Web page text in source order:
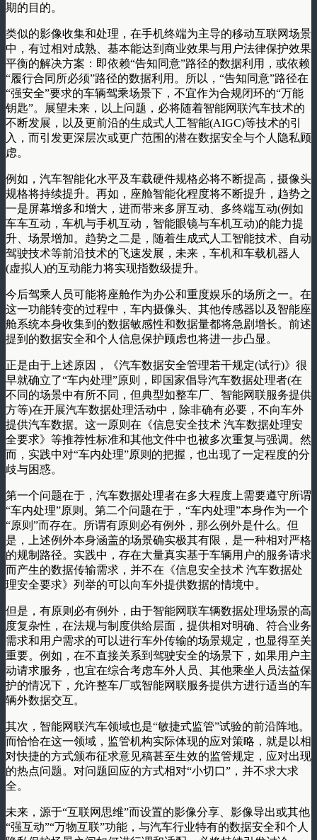
期的目的。
类似的影像收集和处理，在手机终端为主导的移动互联网场景
中，有过相对成熟、基本能达到商业效果与用户法律保护效果
平衡的解决方案：即依赖“告知同意”路径的数据利用，或依赖
“履行合同所必须”路径的数据利用。所以，“告知同意”路径在
“强安全”要求的车辆驾乘场景下，不宜作为合规闭环的“万能
钥匙”。展望未来，以上问题，必将随着智能网联汽车技术的
不断发展，以及更前沿的生成式人工智能(AIGC)等技术的引
入，而引发更深层次或更广范围的潜在数据安全与个人隐私顾
虑。
例如，汽车智能化水平及车载硬件规格必将不断提高，摄像头
规格将持续提升。再如，座舱智能化程度将不断提升，趋势之
一是屏幕增多和增大，进而带来多屏互动、多终端互动(例如
车车互动，车机与手机互动，智能眼镜与车机互动)的能力提
升、场景增加。趋势之二是，随着生成式人工智能技术、自动
驾驶技术等前沿技术的飞速发展，未来，车机和车载机器人
(虚拟人)的互动能力将实现指数级提升。
今后驾乘人员可能将座舱作为办公和重度娱乐的场所之一。在
这一功能转变的过程中，车内摄像头、其他传感器以及智能座
舱系统本身收集到的数据敏感性和数据量都将急剧增长。前述
提到的数据安全和个人信息保护顾虑也将进一步凸显。
正是由于上述原因，《汽车数据安全管理若干规定(试行)》很
早就确立了“车内处理”原则，即国家倡导汽车数据处理者(在
不同的场景中有所不同，但典型如整车厂、智能网联服务提供
方等)在开展汽车数据处理活动中，除非确有必要，不向车外
提供汽车数据。这一原则在《信息安全技术 汽车数据处理安
全要求》等推荐性标准和其他文件中也被多次重复与强调。然
而，实践中对“车内处理”原则的把握，也出现了一定程度的分
歧与困惑。
第一个问题在于，汽车数据处理者在多大程度上需要遵守所谓
“车内处理”原则。第二个问题在于，“车内处理”本身作为一个
“原则”而存在。所谓有原则必有例外，那么例外是什么。但
是，上述例外本身涵盖的场景确实极其有限，是一种相对严格
的规制路径。实践中，存在大量真实基于车辆用户的服务请求
而产生的数据传输需求，并不在《信息安全技术 汽车数据处
理安全要求》列举的可以向车外提供数据的情境中。
但是，有原则必有例外，由于智能网联车辆数据处理场景的高
度复杂性，在法规与制度供给层面，提供相对明确、符合业务
需求和用户需求的可以进行车外传输的场景规定，也显得至关
重要。例如，在不直接关系到驾驶安全的场景下，如果用户主
动请求服务，也宜在综合考虑车外人员、其他乘坐人员法益保
护的情况下，允许整车厂或智能网联服务提供方进行适当的车
辆外数据交互。
其次，智能网联汽车领域也是“敏捷式监管”试验的前沿阵地。
而恰恰在这一领域，监管机构实际体现的应对策略，就是以相
对快捷的方式颁布征求意见稿甚至生效的监管规定，应对出现
的热点问题。对问题回应的方式相对“小切口”，并不求大求
全。
未来，源于“互联网思维”而设置的影像分享、影像导出或其他
“强互动”“万物互联”功能，与汽车行业特有的数据安全和个人